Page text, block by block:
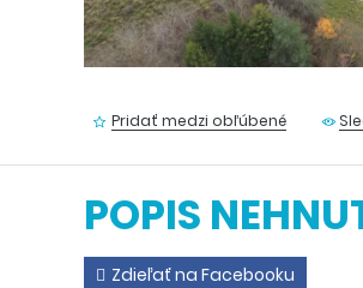
Pridať medzi obľúbené
POPIS
Zdieľať na Facebooku